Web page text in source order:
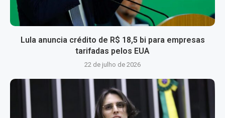
Lula anuncia crédito de R$ 18,5 bi para empresas
tarifadas pelos EUA
22 de julho de 2026